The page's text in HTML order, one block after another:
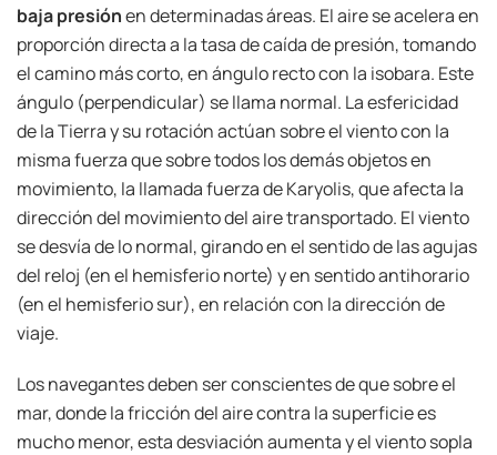
baja presiónen determinadas áreas. El aire se acelera en
proporción directa a la tasa de caída de presión, tomando
el camino más corto, en ángulo recto con la isobara. Este
ángulo (perpendicular) se llama normal. La esfericidad
de la Tierra y su rotación actúan sobre el viento con la
misma fuerza que sobre todos los demás objetos en
movimiento, la llamada fuerza de Karyolis, que afecta la
dirección del movimiento del aire transportado. El viento
se desvía de lo normal, girando en el sentido de las agujas
del reloj (en el hemisferio norte) y en sentido antihorario
(en el hemisferio sur), en relación con la dirección de
viaje.
Los navegantes deben ser conscientes de que sobre el
mar, donde la fricción del aire contra la superficie es
mucho menor, esta desviación aumenta y el viento sopla